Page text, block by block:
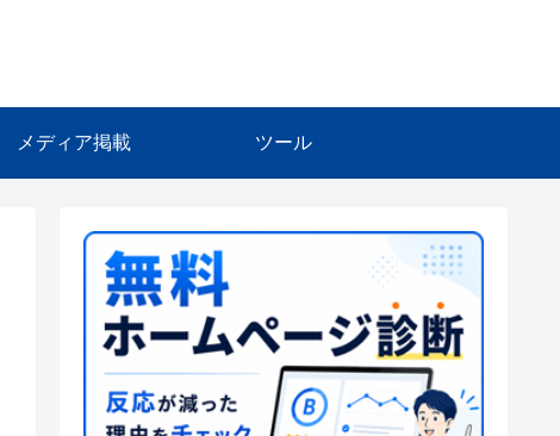
メディア掲載 ツール